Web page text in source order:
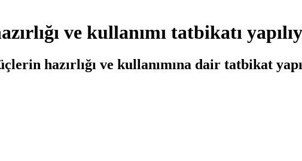
ve kullanımı tatbikatı
hazırlığı ve kullanımına dair tatbikat